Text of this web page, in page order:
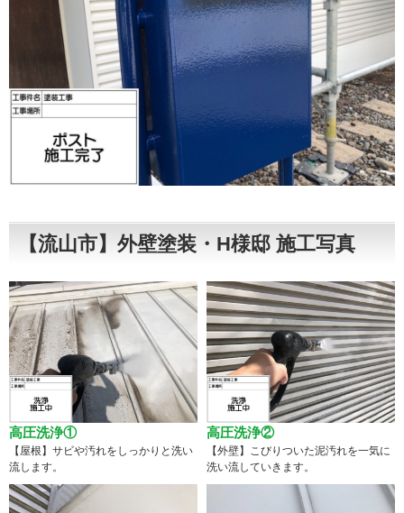
【流山市】外壁塗装・H様邸 施工写真
高圧洗浄①
【屋根】サビや汚れをしっかりと洗い
流します。
高圧洗浄②
【外壁】こびりついた泥汚れを一気に
洗い流していきます。